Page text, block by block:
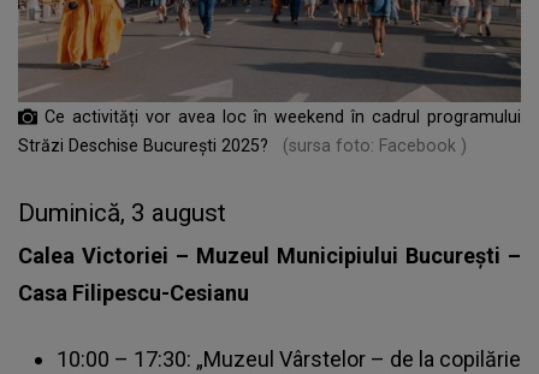
Ce activități vor avea loc în weekend în cadrul programului
Străzi Deschise București 2025?
(sursa foto: Facebook )
Duminică, 3 august
Calea Victoriei – Muzeul Municipiului București –
Casa Filipescu-Cesianu
10:00 – 17:30: „Muzeul Vârstelor – de la copilărie